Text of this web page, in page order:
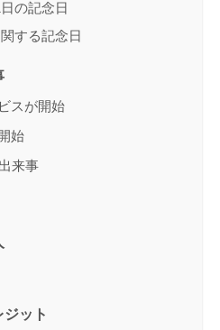
の記念日
する記念日
スが開始
始
来事
ット